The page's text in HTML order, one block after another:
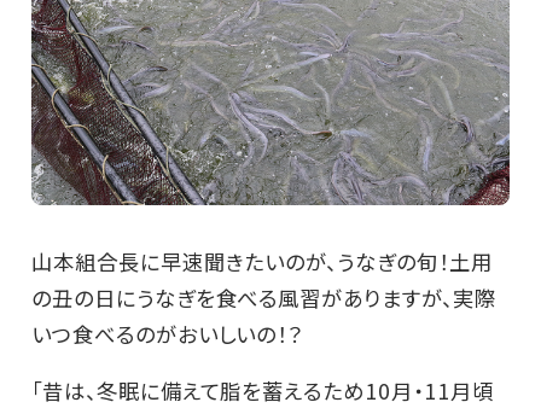
山本組合長に早速聞きたいのが、うなぎの旬！土用
の丑の日にうなぎを食べる風習がありますが、実際
いつ食べるのがおいしいの！？
「昔は、冬眠に備えて脂を蓄えるため10月・11月頃